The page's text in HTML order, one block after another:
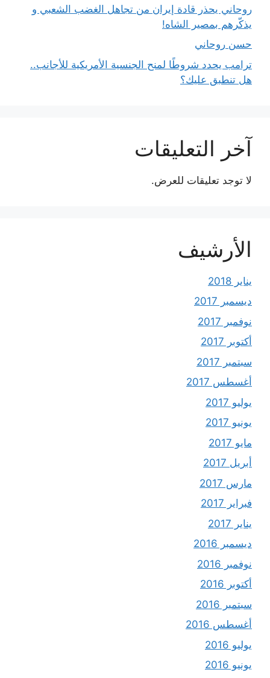
روحاني يحذر قادة إيران من تجاهل الغضب الشعبي و
يذكّرهم بمصير الشاه!
حسن روحاني
ترامب يحدد شروطًا لمنح الجنسية الأمريكية للأجانب..
هل تنطبق عليك؟
آخر التعليقات
لا توجد تعليقات للعرض.
الأرشيف
يناير 2018
ديسمبر 2017
نوفمبر 2017
أكتوبر 2017
سبتمبر 2017
أغسطس 2017
يوليو 2017
يونيو 2017
مايو 2017
أبريل 2017
مارس 2017
فبراير 2017
يناير 2017
ديسمبر 2016
نوفمبر 2016
أكتوبر 2016
سبتمبر 2016
أغسطس 2016
يوليو 2016
يونيو 2016